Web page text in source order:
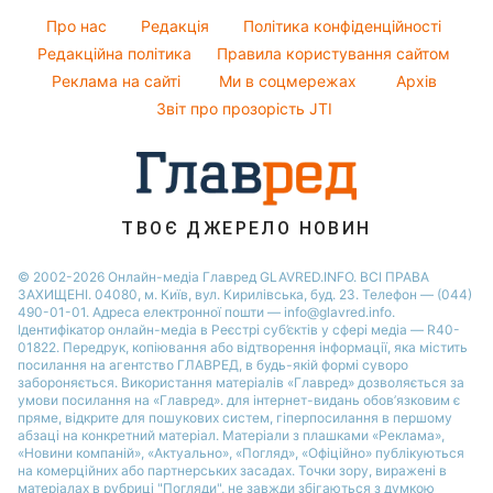
Алла Пугачова
Максим Галкін
Настя Каменських
Погода на сьогодні
Погода на завтра
Пилова буря
Про нас Редакція
Політика конфіденційності
Редакційна політика
Правила користування сайтом
Реклама на сайті
Ми в соцмережах
Архів
Звіт про прозорість JTI
ТВОЄ ДЖЕРЕЛО НОВИН
© 2002-2026 Онлайн-медіа Главред GLAVRED.INFO. ВСІ ПРАВА
ЗАХИЩЕНІ. 04080, м. Київ, вул. Кирилівська, буд. 23. Телефон — (044)
490-01-01. Адреса електронної пошти — info@glavred.info.
Ідентифікатор онлайн-медіа в Реєстрі суб’єктів у сфері медіа — R40-
01822. Передрук, копіювання або відтворення інформації, яка містить
посилання на агентство ГЛАВРЕД, в будь-якій формi суворо
забороняється. Використання матеріалів «Главред» дозволяється за
умови посилання на «Главред». для інтернет-видань обов’язковим є
пряме, відкрите для пошукових систем, гіперпосилання в першому
абзаці на конкретний матеріал. Матеріали з плашками «Реклама»,
«Новини компаній», «Актуально», «Погляд», «Офіційно» публікуються
на комерційних або партнерських засадах. Точки зору, виражені в
матеріалах в рубриці "Погляди", не завжди збігаються з думкою